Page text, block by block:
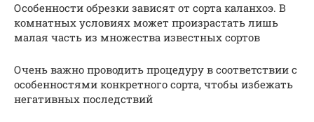
Особенности обрезки зависят от сорта каланхоэ. В
комнатных условиях может произрастать лишь
малая часть из множества известных сортов
Очень важно проводить процедуру в соответствии с
особенностями конкретного сорта, чтобы избежать
негативных последствий